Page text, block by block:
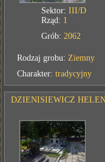
Sektor:III/D
Rząd: 1
Grób:2062
Rodzaj grobu:Ziemny
Charakter:tradycyjny
DZIENISIEWICZ